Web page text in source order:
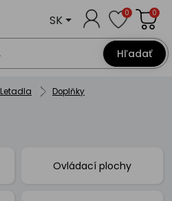
Hľadať
SK 0 0
Letadla Doplňky
Ovládací plochy